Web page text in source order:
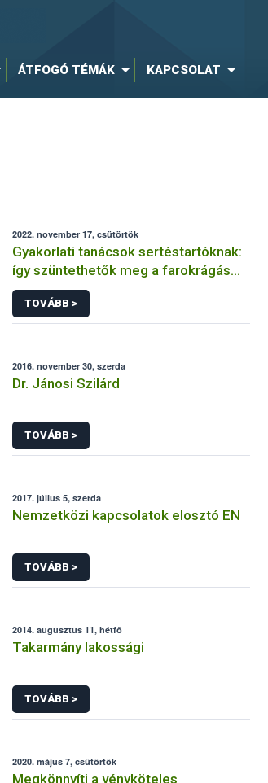
ÁTFOGÓ TÉMÁK KAPCSOLAT
2022. november 17, csütörtök
Gyakorlati tanácsok sertéstartóknak:
így szüntethetők meg a farokrágás
okai
TOVÁBB >
2016. november 30, szerda
Dr. Jánosi Szilárd
TOVÁBB >
2017. július 5, szerda
Nemzetközi kapcsolatok elosztó EN
TOVÁBB >
2014. augusztus 11, hétfő
Takarmány lakossági
TOVÁBB >
2020. május 7, csütörtök
Megkönnyíti a vényköteles